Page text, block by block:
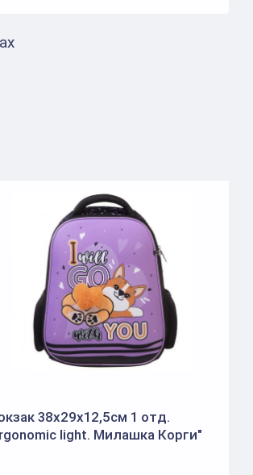
38х29х12,5см 1 отд.
light. Милашка Корги"